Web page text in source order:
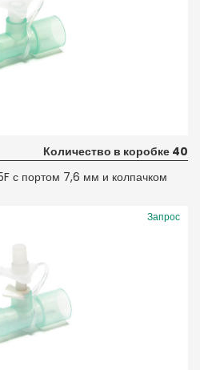
Количество в коробке 40
с портом 7,6 мм и колпачком
Запрос